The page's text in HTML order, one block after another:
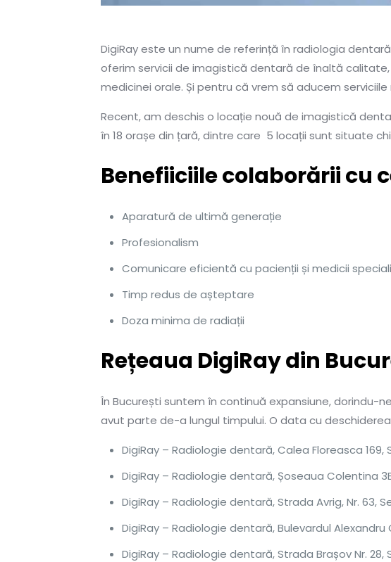
DigiRay este un nume de referință în radiologia
oferim servicii de imagistică dentară de înaltă
medicinei orale. Și pentru că vrem să aducem
Recent, am deschis o locație nouă de imagistică
în 18 orașe din țară, dintre care 5 locații sunt situate
Benefiiciile colaborării cu
Aparatură de ultimă generație
Profesionalism
Comunicare eficientă cu pacienții și medicii
Timp redus de așteptare
Doza minima de radiații
Rețeaua DigiRay din
În București suntem în continuă expansiune, dorindu-
avut parte de-a lungul timpului. O data cu
DigiRay – Radiologie dentară, Calea Floreasca 169,
DigiRay – Radiologie dentară, Șoseaua Colentina
DigiRay – Radiologie dentară, Strada Avrig, Nr.
DigiRay – Radiologie dentară, Bulevardul Alexandru
DigiRay – Radiologie dentară, Strada Brașov Nr.